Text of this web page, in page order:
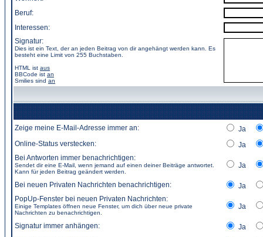
Beruf:
Interessen:
Signatur:
Dies ist ein Text, der an jeden Beitrag von dir angehängt werden kann. Es
besteht eine Limit von 255 Buchstaben.
HTML ist aus
BBCode ist an
Smilies sind an
Zeige meine E-Mail-Adresse immer an:
Ja
Online-Status verstecken:
Ja
Bei Antworten immer benachrichtigen:
Sendet dir eine E-Mail, wenn jemand auf einen deiner Beiträge antwortet.
Kann für jeden Beitrag geändert werden.
Ja
Bei neuen Privaten Nachrichten benachrichtigen:
Ja
PopUp-Fenster bei neuen Privaten Nachrichten:
Einige Templates öffnen neue Fenster, um dich über neue private
Nachrichten zu benachrichtigen.
Ja
Signatur immer anhängen:
Ja